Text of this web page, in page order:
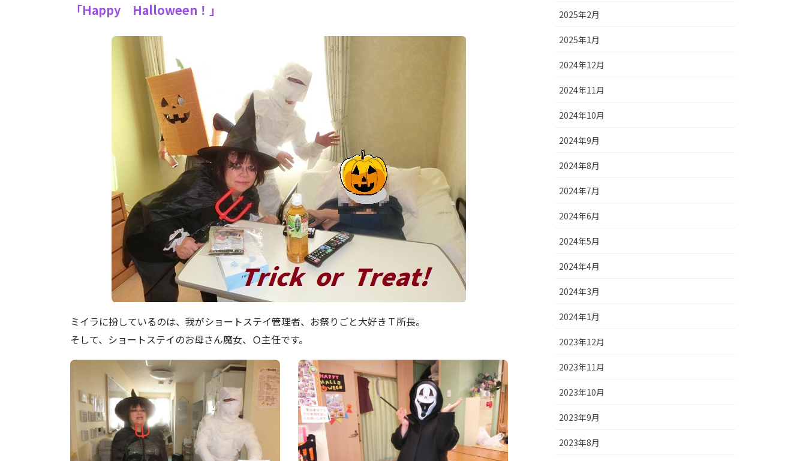
「Happy Halloween！」
ミイラに扮しているのは、我がショートステイ管理者、お祭りごと大好きＴ所長。
そして、ショートステイのお母さん魔女、Ｏ主任です。
2025年2月
2025年1月
2024年12月
2024年11月
2024年10月
2024年9月
2024年8月
2024年7月
2024年6月
2024年5月
2024年4月
2024年3月
2024年1月
2023年12月
2023年11月
2023年10月
2023年9月
2023年8月